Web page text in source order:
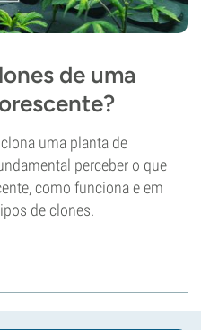
de uma
uma planta de
perceber o que
como funciona e em
de clones.